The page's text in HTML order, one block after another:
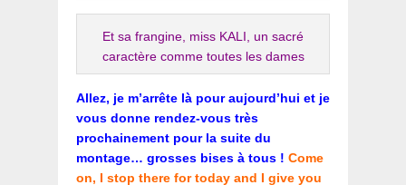
Et sa frangine, miss KALI, un sacré
caractère comme toutes les dames
Allez, je m’arrête là pour aujourd’hui et je
vous donne rendez-vous très
prochainement pour la suite du
montage… grosses bises à tous ! Come
on, I stop there for today and I give you